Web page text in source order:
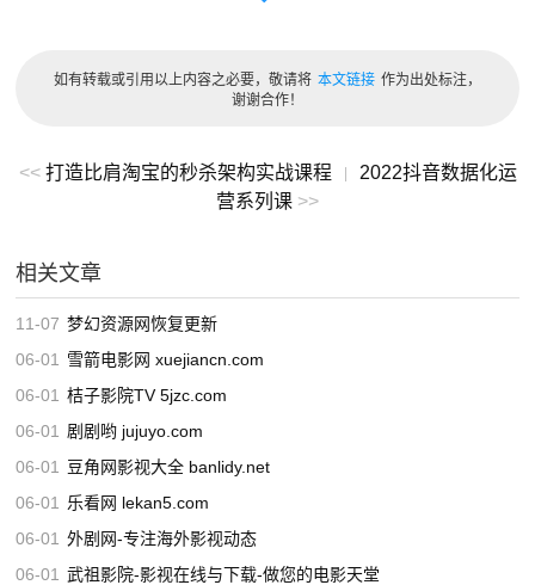
6000~8000；
2、广告不提供试用，以一个月为单位起购买，多月投放可
3、本站不负责广告图片的制作，请自备图片，若实在不会
内若不回复，我们有权提前下掉广告。
5、从广告收款起，中途本站不接受任何理由的退款！
您阅读本篇文章共花了：
如有转载或引用以上内容之必要，敬请将 本文链接 作为出处标注，
谢谢合作！
<< 打造比肩淘宝的秒杀架构实战课程 |
2022抖音数据化运
营系列课 >>
相关文章
11-07 梦幻资源网恢复更新
06-01
雪箭电影网 xuejiancn.com
06-01 桔子影院TV 5jzc.com
06-01
剧剧哟 jujuyo.com
06-01
豆角网影视大全 banlidy.net
06-01
乐看网 lekan5.com
06-01 外剧网-专注海外影视动态
06-01 武祖影院-影视在线与下载-做您的电影天堂